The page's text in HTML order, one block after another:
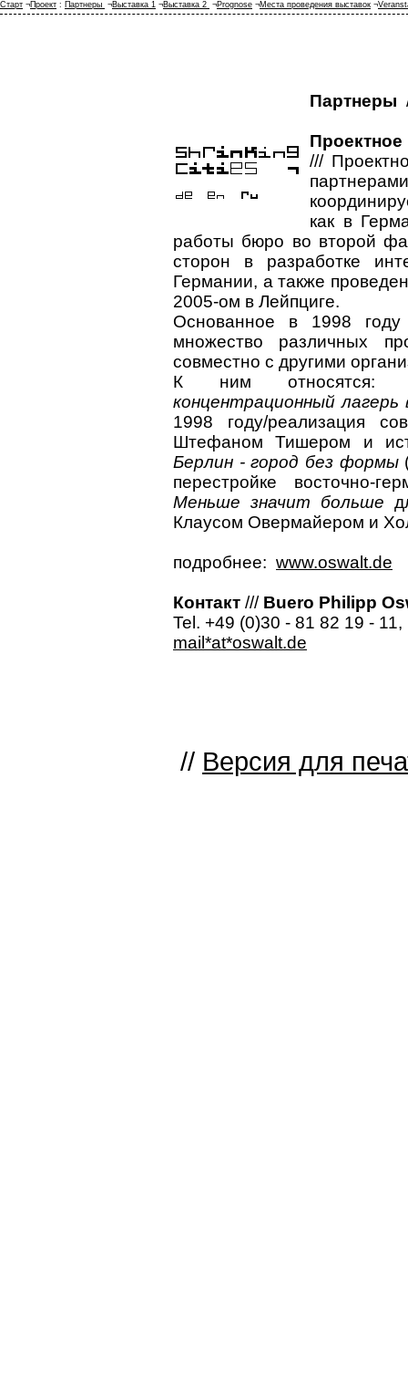
Партнеры
///
как в
работы бюро во второй
сторон в разработке
Германии, а также
2005-ом в Лейпциге.
Основанное в 1998
множество различных
совместно с другими
К ним относятся:
концентрационный лагерь
1998 году/реализация
Штефаном Тишером и
Берлин - город без формы
перестройке восточно-
Меньше значит больше
Клаусом Овермайером и
подробнее: www.oswalt.de
Контакт /// Buero Philipp
Tel. +49 (0)30 - 81 82 19 -
mail*at*oswalt.de
// Версия для
Старт ¬Проект : Партнеры ¬Выставка 1 ¬Выставка 2 ¬Prognose ¬Места проведения выставок ¬